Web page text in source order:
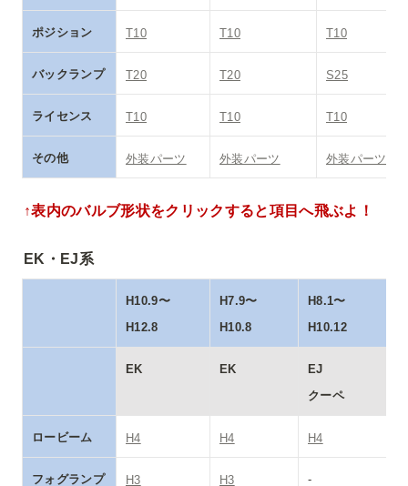
ポジション T10 T10 T10
バックランプ T20 T20 S25
ライセンス T10 T10 T10
その他 外装パーツ 外装パーツ 外装パーツ
↑表内のバルブ形状をクリックすると項目へ飛ぶよ！
EK・EJ系
H10.9〜
H12.8
H7.9〜
H10.8
H8.1〜
H10.12
EK EK
EJ
クーペ
ロービーム H4 H4 H4
フォグランプ H3 H3 -